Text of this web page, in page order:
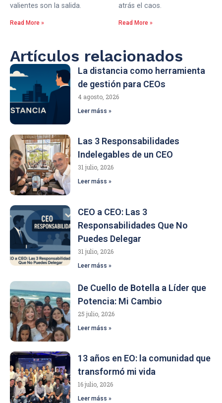
valientes son la salida.
Read More »
atrás el caos.
Read More »
Artículos relacionados
La distancia como herramienta
de gestión para CEOs
4 agosto, 2026
Leer máss »
Las 3 Responsabilidades
Indelegables de un CEO
31 julio, 2026
Leer máss »
CEO a CEO: Las 3
Responsabilidades Que No
Puedes Delegar
31 julio, 2026
Leer máss »
De Cuello de Botella a Líder que
Potencia: Mi Cambio
25 julio, 2026
Leer máss »
13 años en EO: la comunidad que
transformó mi vida
16 julio, 2026
Leer máss »